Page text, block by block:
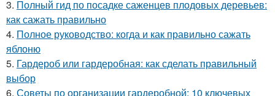
3. Полный гид по посадке саженцев плодовых деревьев:
как сажать правильно
4. Полное руководство: когда и как правильно сажать
яблоню
5. Гардероб или гардеробная: как сделать правильный
выбор
6. Советы по организации гардеробной: 10 ключевых